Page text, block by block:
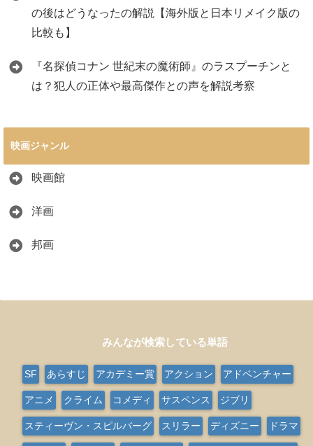
の後はどうなったの解説【海外版と日本リメイク版の
比較も】
『名探偵コナン 世紀末の魔術師』のラスプーチンと
は？犯人の正体や最高傑作との声を解説考察
映画ジャンル
映画館
洋画
邦画
みんなが検索している単語
SF あらすじ アカデミー賞 アクション アドベンチャー
アニメ クライム コメディ サスペンス ジブリ
スティーヴン・スピルバーグ スリラー ディズニー ドラマ